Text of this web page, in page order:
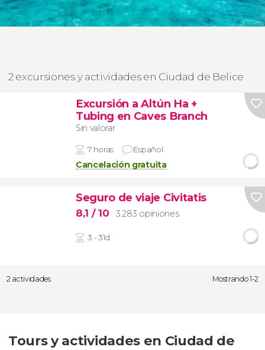
2 excursiones y actividades en Ciudad de Belice
Excursión a Altún Ha +
Tubing en Caves Branch
Sin valorar
7 horas Español
Cancelación gratuita
Seguro de viaje Civitatis
8,1 / 10 3.283 opiniones
3 - 31d
2 actividades Mostrando 1-2
Tours y actividades en Ciudad de